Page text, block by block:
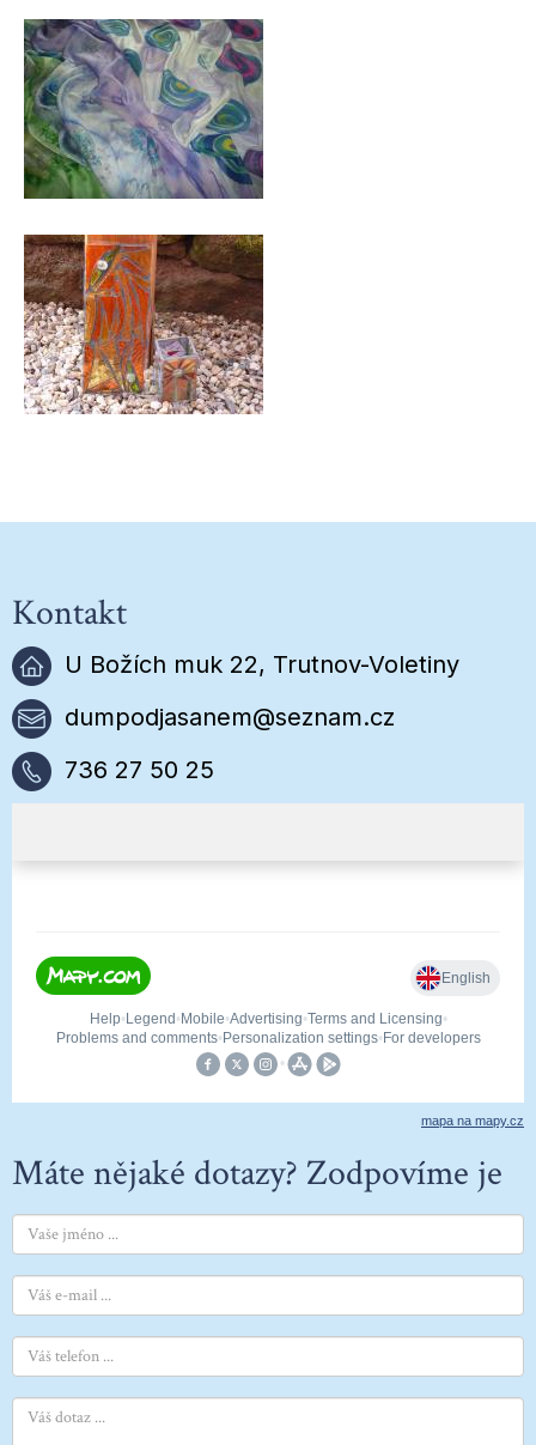
Kontakt
U Božích muk 22, Trutnov-Voletiny
dumpodjasanem@seznam.cz
736 27 50 25
mapa na mapy.cz
Máte nějaké dotazy? Zodpovíme je